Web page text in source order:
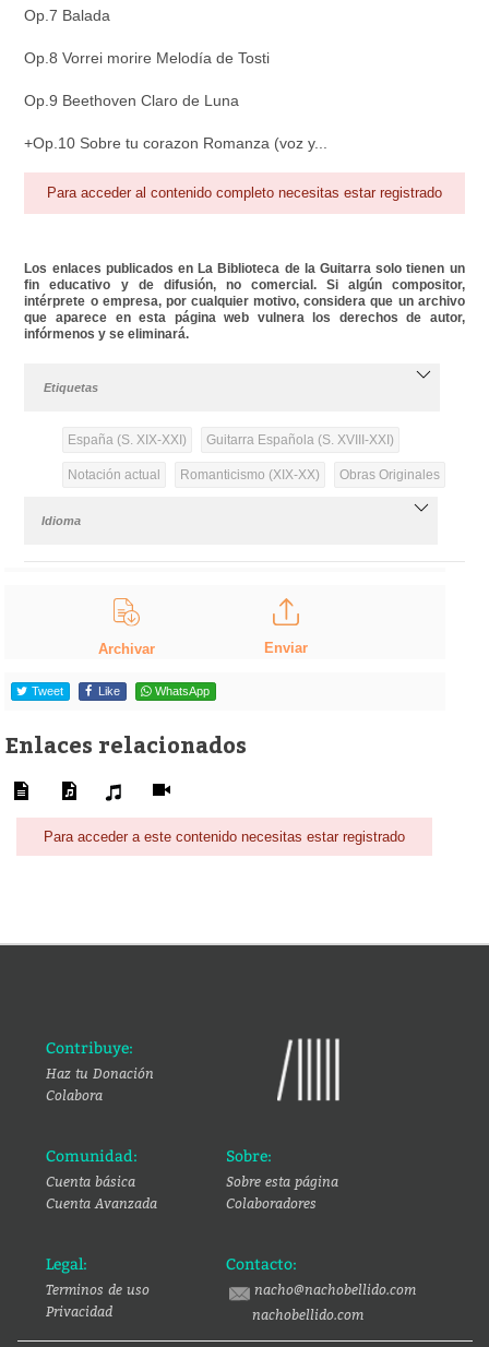
Op.7 Balada
Op.8 Vorrei morire Melodía de Tosti
Op.9 Beethoven Claro de Luna
+Op.10 Sobre tu corazon Romanza (voz y...
Para acceder al contenido completo necesitas estar registrado
Los enlaces publicados en La Biblioteca de la Guitarra solo tienen un
fin educativo y de difusión, no comercial. Si algún compositor,
intérprete o empresa, por cualquier motivo, considera que un archivo
que aparece en esta página web vulnera los derechos de autor,
infórmenos y se eliminará.
Etiquetas
España (S. XIX-XXI) Guitarra Española (S. XVIII-XXI)
Notación actual Romanticismo (XIX-XX) Obras Originales
Idioma
Archivar Enviar
Tweet Like WhatsApp
Enlaces relacionados
Para acceder a este contenido necesitas estar registrado
Contribuye:
Haz tu Donación
Colabora
Comunidad:
Cuenta básica
Cuenta Avanzada
Sobre:
Sobre esta página
Colaboradores
Legal:
Terminos de uso
Privacidad
Contacto:
nacho@nachobellido.com
nachobellido.com